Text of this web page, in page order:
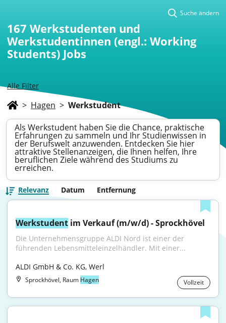
Alle Filter
Suche ändern
167 Werkstudenten und
Werkstudentinnen (engl.: Working
Students) Jobs
> Hagen > Werkstudent
Als Werkstudent haben Sie die Chance, praktische
Erfahrungen zu sammeln und Ihr Studienwissen in
der Berufswelt anzuwenden. Entdecken Sie hier
attraktive Stellenanzeigen, die Ihnen helfen, Ihre
beruflichen Ziele während des Studiums zu
erreichen.
Relevanz Datum Entfernung
Werkstudent im Verkauf (m/w/d) - Sprockhövel
Die Unternehmensgruppe ALDI Nord ist einer der
führenden Lebensmitteleinzelhändler. Mit einer...
ALDI GmbH & Co. KG, Werl
Sprockhövel, Raum Hagen Vollzeit